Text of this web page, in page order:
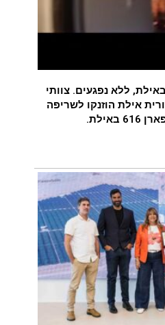
ללא נפגעים. צוותי
אילת הוזנקו לשריפה